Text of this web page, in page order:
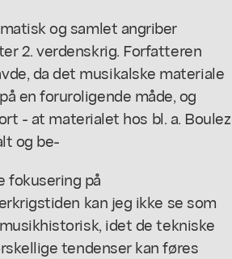
og samlet angriber
2. verdenskrig. Forfatteren
da det musikalske materiale
en foruroligende måde, og
- at materialet hos bl. a. Boulez
og be-
fokusering på
kan jeg ikke se som
idet de tekniske
tendenser kan føres